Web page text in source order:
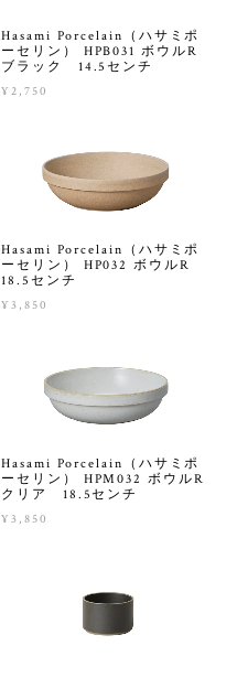
Hasami Porcelain（ハサミポ
ーセリン） HPB031 ボウルR
ブラック 14.5センチ
¥2,750
Hasami Porcelain（ハサミポ
ーセリン） HP032 ボウルR
18.5センチ
¥3,850
Hasami Porcelain（ハサミポ
ーセリン） HPM032 ボウルR
クリア 18.5センチ
¥3,850